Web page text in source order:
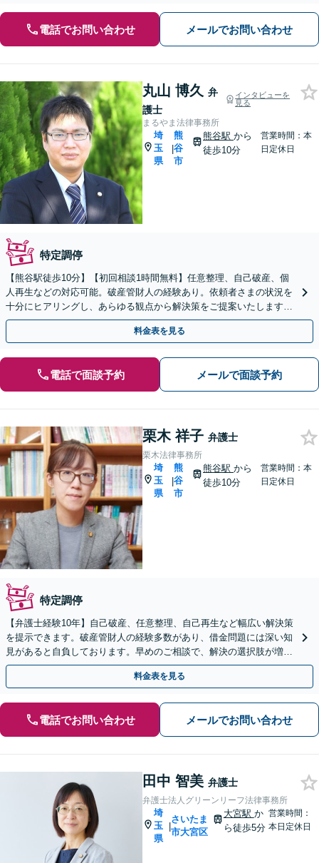
電話でお問い合わせ メールでお問い合わせ
丸山 博久 弁
護士
インタビューを
見る
まるやま法律事務所
埼
玉
県
|
熊
谷
市
熊谷駅 から
徒歩10分
営業時間：本
日定休日
特定調停
【熊谷駅徒歩10分】【初回相談1時間無料】任意整理、自己破産、個
人再生などの対応可能。破産管財人の経験あり。依頼者さまの状況を
十分にヒアリングし、あらゆる観点から解決策をご提案いたします。
問題が複雑化する前にご相談ください。
料金表を見る
電話で面談予約 メールで面談予約
栗木 祥子 弁護士
栗木法律事務所
埼
玉
県
|
熊
谷
市
熊谷駅 から
徒歩10分
営業時間：本
日定休日
特定調停
【弁護士経験10年】自己破産、任意整理、自己再生など幅広い解決策
を提示できます。破産管財人の経験多数があり、借金問題には深い知
見があると自負しております。早めのご相談で、解決の選択肢が増え
ます。返済が滞ったらすぐにご相談ください
料金表を見る
電話でお問い合わせ メールでお問い合わせ
田中 智美 弁護士
弁護士法人グリーンリーフ法律事務所
埼
玉
県
|
さいたま
市大宮区
大宮駅 か
ら徒歩5分
営業時間：
本日定休日